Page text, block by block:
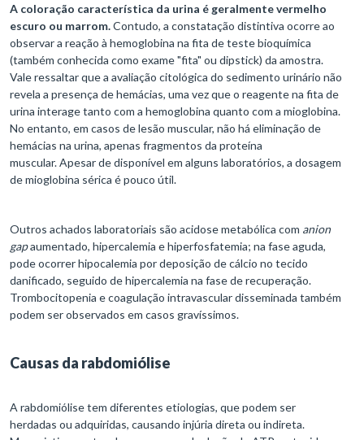
A coloração característica da urina é geralmente vermelho
escuro ou marrom.Contudo, a constatação distintiva ocorre ao
observar a reação à hemoglobina na fita de teste bioquímica
(também conhecida como exame "fita" ou dipstick) da amostra.
Vale ressaltar que a avaliação citológica do sedimento urinário não
revela a presença de hemácias, uma vez que o reagente na fita de
urina interage tanto com a hemoglobina quanto com a mioglobina.
No entanto, em casos de lesão muscular, não há eliminação de
hemácias na urina, apenas fragmentos da proteína
muscular. Apesar de disponível em alguns laboratórios, a dosagem
de mioglobina sérica é pouco útil.
Outros achados laboratoriais são acidose metabólica com anion
gapaumentado, hipercalemia e hiperfosfatemia; na fase aguda,
pode ocorrer hipocalemia por deposição de cálcio no tecido
danificado, seguido de hipercalemia na fase de recuperação.
Trombocitopenia e coagulação intravascular disseminada também
podem ser observados em casos gravíssimos.
Causas da rabdomiólise
A rabdomiólise tem diferentes etiologias, que podem ser
herdadas ou adquiridas, causando injúria direta ou indireta.